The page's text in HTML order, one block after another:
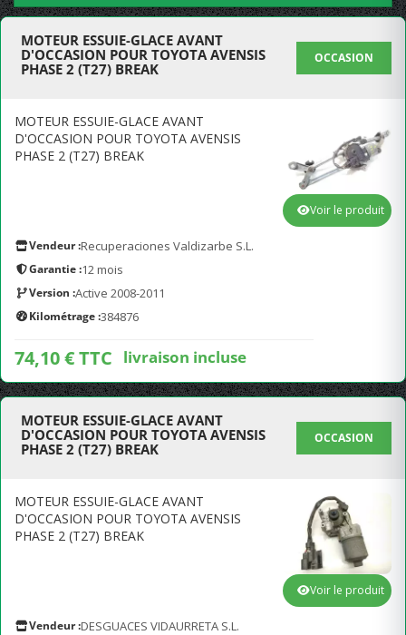
MOTEUR ESSUIE-GLACE AVANT
D'OCCASION POUR TOYOTA AVENSIS
PHASE 2 (T27) BREAK
OCCASION
MOTEUR ESSUIE-GLACE AVANT
D'OCCASION POUR TOYOTA AVENSIS
PHASE 2 (T27) BREAK
Vendeur :Recuperaciones Valdizarbe S.L.
Garantie :12 mois
Version :Active 2008-2011
Kilométrage :384876
74,10 € TTC livraison incluse
Voir le produit
MOTEUR ESSUIE-GLACE AVANT
D'OCCASION POUR TOYOTA AVENSIS
PHASE 2 (T27) BREAK
OCCASION
MOTEUR ESSUIE-GLACE AVANT
D'OCCASION POUR TOYOTA AVENSIS
PHASE 2 (T27) BREAK
Vendeur :DESGUACES VIDAURRETA S.L.
Voir le produit